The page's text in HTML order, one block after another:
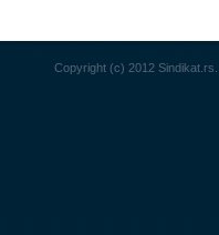
Copyright (c) 2012